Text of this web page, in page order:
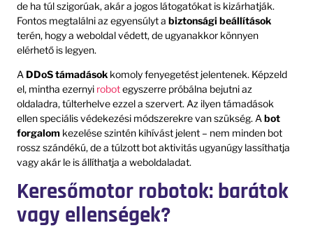
de ha túl szigorúak, akár a jogos látogatókat is kizárhatják.
Fontos megtalálni az egyensúlyt a biztonsági beállítások
terén, hogy a weboldal védett, de ugyanakkor könnyen
elérhető is legyen.
A DDoS támadások komoly fenyegetést jelentenek. Képzeld
el, mintha ezernyi robotegyszerre próbálna bejutni az
oldaladra, túlterhelve ezzel a szervert. Az ilyen támadások
ellen speciális védekezési módszerekre van szükség. Abot
forgalom kezelése szintén kihívást jelent – nem minden bot
rossz szándékú, de a túlzott bot aktivitás ugyanúgy lassíthatja
vagy akár le is állíthatja a weboldaladat.
Keresőmotor robotok: barátok
vagy ellenségek?